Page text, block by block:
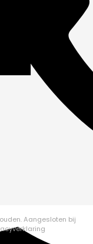
Aangesloten bij